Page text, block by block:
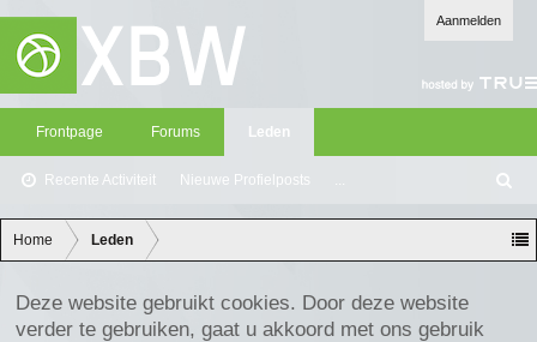
Aanmelden
Frontpage Forums Leden
Recente Activiteit Nieuwe Profielposts ...
oe
ke
n
Home Leden
Deze website gebruikt cookies. Door deze website
verder te gebruiken, gaat u akkoord met ons gebruik